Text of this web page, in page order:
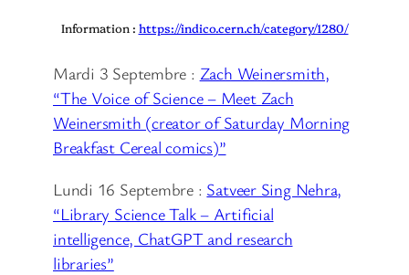
Information : https://indico.cern.ch/category/1280/
Mardi 3 Septembre : Zach Weinersmith,
“The Voice of Science – Meet Zach
Weinersmith (creator of Saturday Morning
Breakfast Cereal comics)”
Lundi 16 Septembre : Satveer Sing Nehra,
“Library Science Talk – Artificial
intelligence, ChatGPT and research
libraries”